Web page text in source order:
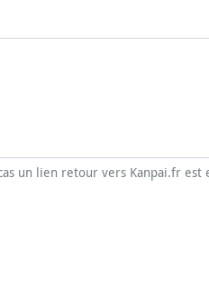
un lien retour vers Kanpai.fr est